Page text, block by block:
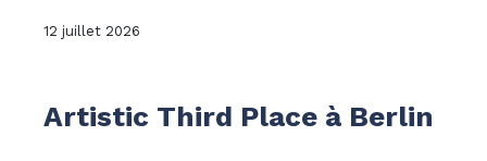
12 juillet 2026
Artistic Third Place à Berlin